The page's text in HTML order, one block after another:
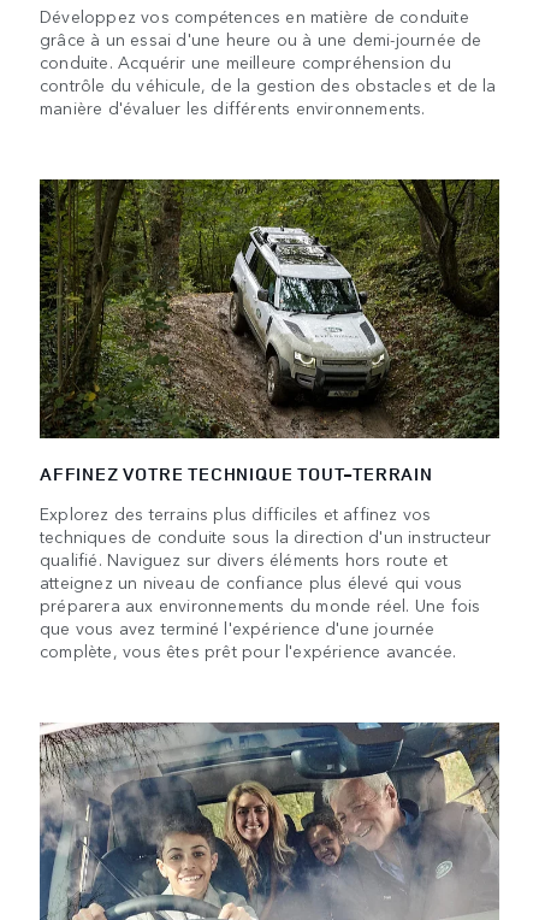
Développez vos compétences en matière de conduite
grâce à un essai d'une heure ou à une demi-journée de
conduite. Acquérir une meilleure compréhension du
contrôle du véhicule, de la gestion des obstacles et de la
manière d'évaluer les différents environnements.
AFFINEZ VOTRE TECHNIQUE TOUT-TERRAIN
Explorez des terrains plus difficiles et affinez vos
techniques de conduite sous la direction d'un instructeur
qualifié. Naviguez sur divers éléments hors route et
atteignez un niveau de confiance plus élevé qui vous
préparera aux environnements du monde réel. Une fois
que vous avez terminé l'expérience d'une journée
complète, vous êtes prêt pour l'expérience avancée.